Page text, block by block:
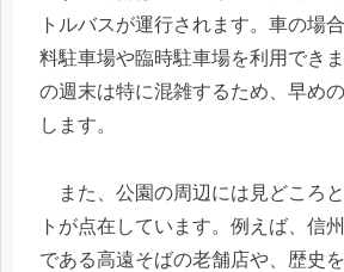
トルバスが運行されます。車の場
料駐車場や臨時駐車場を利用でき
の週末は特に混雑するため、早め
します。
また、公園の周辺には見どころ
トが点在しています。例えば、信
である高遠そばの老舗店や、歴史